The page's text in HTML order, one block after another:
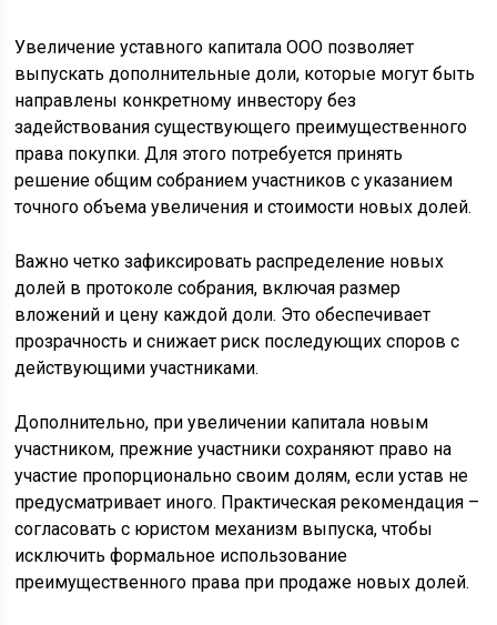
Увеличение уставного капитала ООО позволяет
выпускать дополнительные доли, которые могут быть
направлены конкретному инвестору без
задействования существующего преимущественного
права покупки. Для этого потребуется принять
решение общим собранием участников с указанием
точного объема увеличения и стоимости новых долей.
Важно четко зафиксировать распределение новых
долей в протоколе собрания, включая размер
вложений и цену каждой доли. Это обеспечивает
прозрачность и снижает риск последующих споров с
действующими участниками.
Дополнительно, при увеличении капитала новым
участником, прежние участники сохраняют право на
участие пропорционально своим долям, если устав не
предусматривает иного. Практическая рекомендация –
согласовать с юристом механизм выпуска, чтобы
исключить формальное использование
преимущественного права при продаже новых долей.